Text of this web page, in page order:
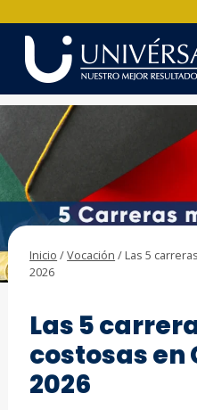
contenido
Inicio /Vocación / Las 5
2026
Las 5
costosas en
2026